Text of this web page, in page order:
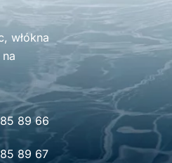
włókna
89 66
89 67